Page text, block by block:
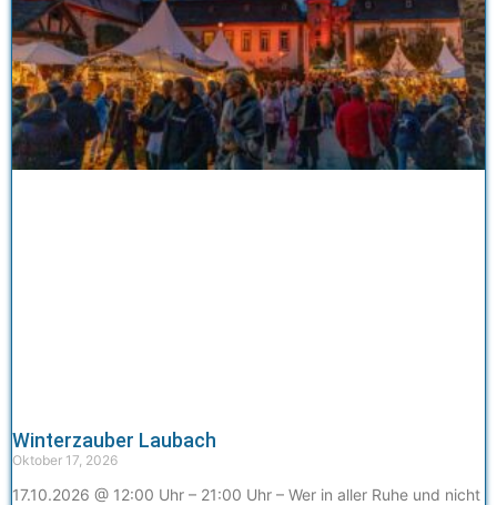
Winterzauber Laubach
Oktober 17, 2026
17.10.2026 @ 12:00 Uhr – 21:00 Uhr – Wer in aller Ruhe und nicht